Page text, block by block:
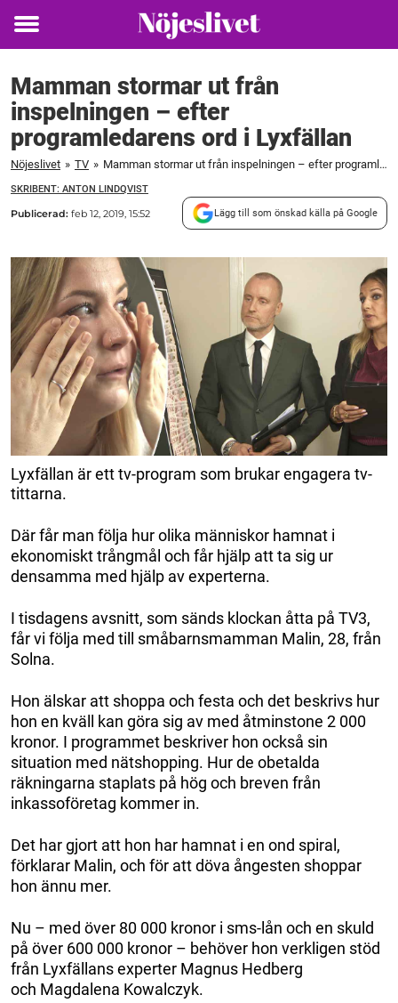
Toggle
Mamman stormar ut från
inspelningen – efter
programledarens ord i Lyxfällan
Nöjeslivet » TV » Mamman stormar ut från inspelningen – efter programledarens ord i Lyxfällan
SKRIBENT: ANTON LINDQVIST
Publicerad: feb 12, 2019, 15:52 Lägg till som önskad källa på Google
Lyxfällan är ett tv-program som brukar engagera tv-
tittarna.
Där får man följa hur olika människor hamnat i
ekonomiskt trångmål och får hjälp att ta sig ur
densamma med hjälp av experterna.
I tisdagens avsnitt, som sänds klockan åtta på TV3,
får vi följa med till småbarnsmamman Malin, 28, från
Solna.
Hon älskar att shoppa och festa och det beskrivs hur
hon en kväll kan göra sig av med åtminstone 2 000
kronor. I programmet beskriver hon också sin
situation med nätshopping. Hur de obetalda
räkningarna staplats på hög och breven från
inkassoföretag kommer in.
Det har gjort att hon har hamnat i en ond spiral,
förklarar Malin, och för att döva ångesten shoppar
hon ännu mer.
Nu – med över 80 000 kronor i sms-lån och en skuld
på över 600 000 kronor – behöver hon verkligen stöd
från Lyxfällans experter Magnus Hedberg
och Magdalena Kowalczyk.